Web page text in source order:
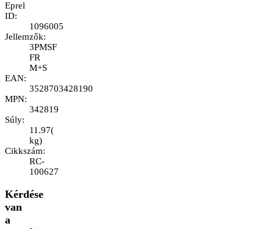
Eprel
ID:
1096005
Jellemzők:
3PMSF
FR
M+S
EAN:
3528703428190
MPN:
342819
Súly:
11.97(
kg)
Cikkszám:
RC-
100627
Kérdése
van
a